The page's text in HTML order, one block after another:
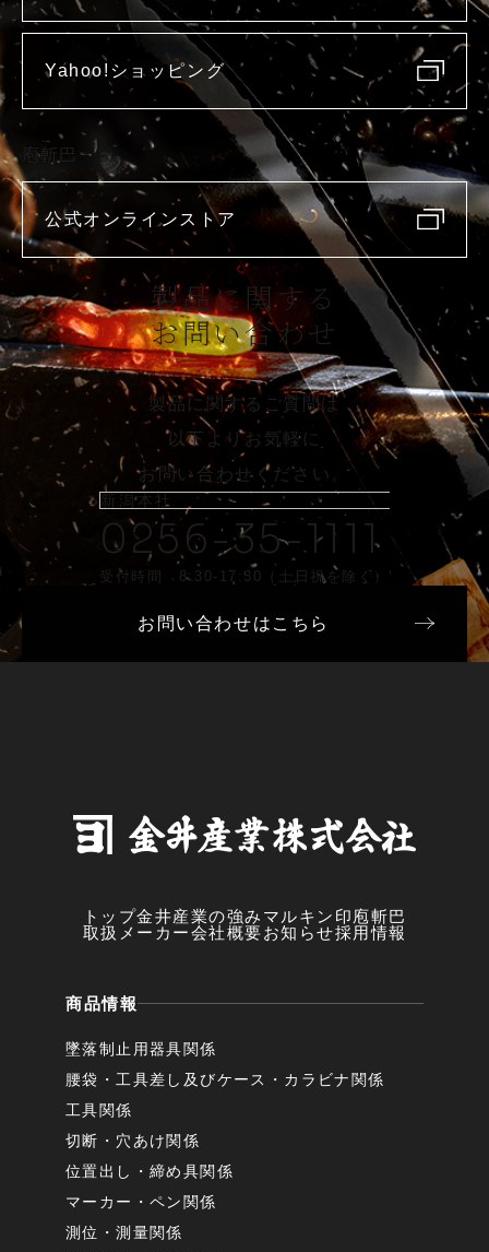
Yahoo!ショッピング
庖斬巴
公式オンラインストア
製品に関する
お問い合わせ
製品に関するご質問は
以下よりお気軽に
お問い合わせください。
新潟本社
0256-35-1111
受付時間 8:30-17:30（土日祝を除く）
お問い合わせはこちら
トップ金井産業の強み マルキン印 庖斬巴
取扱メーカー会社概要お知らせ採用情報
商品情報
墜落制止用器具関係
腰袋・工具差し及びケース・カラビナ関係
工具関係
切断・穴あけ関係
位置出し・締め具関係
マーカー・ペン関係
測位・測量関係